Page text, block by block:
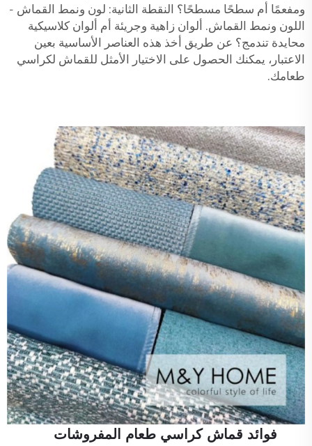
ومفعمًا أم سطحًا مسطحًا؟ النقطة الثانية: لون ونمط القماش -
اللون ونمط القماش. ألوان زاهية وجريئة أم ألوان كلاسيكية
محايدة تندمج؟ عن طريق أخذ هذه العناصر الأساسية بعين
الاعتبار، يمكنك الحصول على الاختيار الأمثل للقماش لكراسي
طعامك.
فوائد قماش كراسي طعام المفروشات